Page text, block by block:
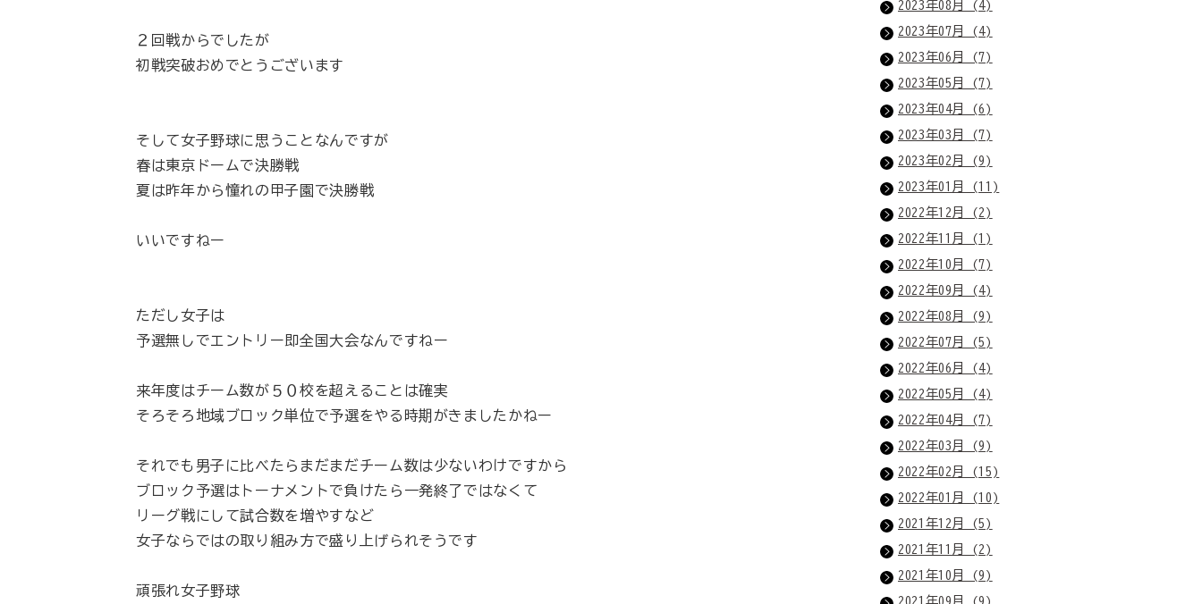
２回戦からでしたが
初戦突破おめでとうございます
そして女子野球に思うことなんですが
春は東京ドームで決勝戦
夏は昨年から憧れの甲子園で決勝戦
いいですねー
ただし女子は
予選無しでエントリー即全国大会なんですねー
来年度はチーム数が５０校を超えることは確実
そろそろ地域ブロック単位で予選をやる時期がきましたかねー
それでも男子に比べたらまだまだチーム数は少ないわけですから
ブロック予選はトーナメントで負けたら一発終了ではなくて
リーグ戦にして試合数を増やすなど
女子ならではの取り組み方で盛り上げられそうです
頑張れ女子野球
2023年08月 (4)
2023年07月 (4)
2023年06月 (7)
2023年05月 (7)
2023年04月 (6)
2023年03月 (7)
2023年02月 (9)
2023年01月 (11)
2022年12月 (2)
2022年11月 (1)
2022年10月 (7)
2022年09月 (4)
2022年08月 (9)
2022年07月 (5)
2022年06月 (4)
2022年05月 (4)
2022年04月 (7)
2022年03月 (9)
2022年02月 (15)
2022年01月 (10)
2021年12月 (5)
2021年11月 (2)
2021年10月 (9)
2021年09月 (9)